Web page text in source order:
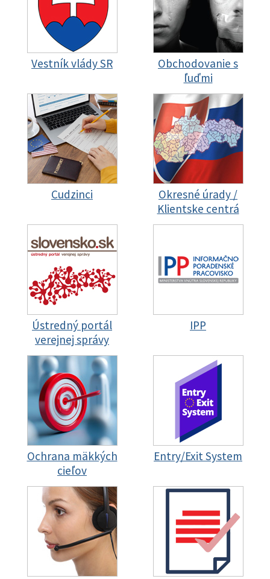
Vestník vlády SR
Obchodovanie s
ľuďmi
Cudzinci
Okresné úrady /
Klientske centrá
Ústredný portál
verejnej správy
IPP
Ochrana mäkkých
cieľov
Entry/Exit System